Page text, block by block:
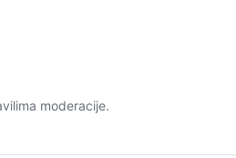
moderacije.